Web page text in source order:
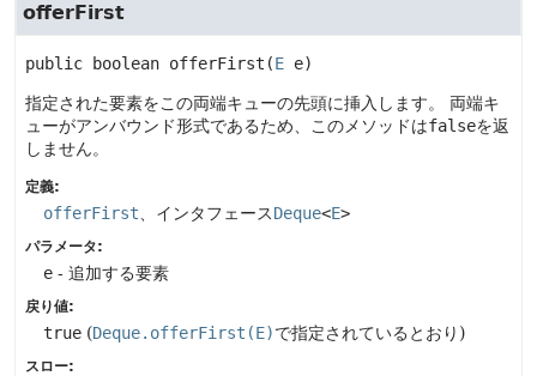
offerFirst
public boolean offerFirst (E e)
指定された要素をこの両端キューの先頭に挿入します。
両端キ
ューがアンバウンド形式であるため、このメソッドはfalseを返
しません。
定義:
offerFirst 、インタフェースDeque<E>
パラメータ:
e - 追加する要素
戻り値:
true (Deque.offerFirst(E)で指定されているとおり)
スロー: